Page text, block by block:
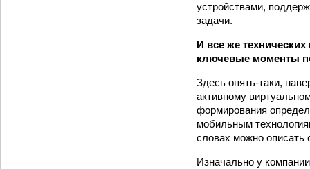
устройствами,
задачи.
И все же
ключевые моменты
Здесь опять-таки,
активному
формирования
мобильным
словах можно
Изначально у